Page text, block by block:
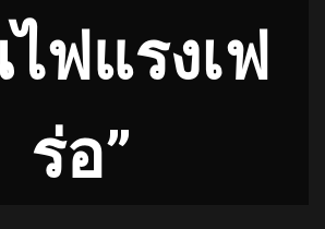
ฟแรงเฟ
ร่อ”